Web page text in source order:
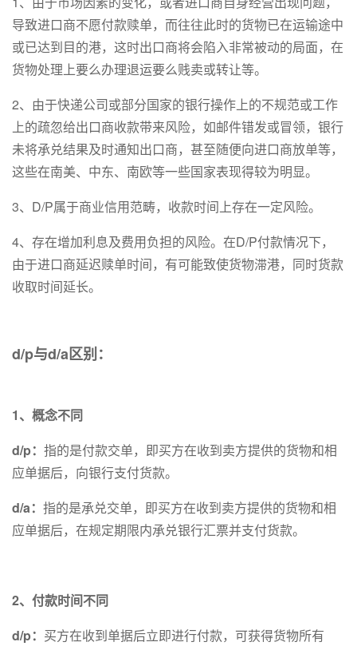
导致进口商不愿付款赎单，而往往此时的货物已在运输途中
或已达到目的港，这时出口商将会陷入非常被动的局面，在
货物处理上要么办理退运要么贱卖或转让等。
2、由于快递公司或部分国家的银行操作上的不规范或工作
上的疏忽给出口商收款带来风险，如邮件错发或冒领，银行
未将承兑结果及时通知出口商，甚至随便向进口商放单等，
这些在南美、中东、南欧等一些国家表现得较为明显。
3、D/P属于商业信用范畴，收款时间上存在一定风险。
4、存在增加利息及费用负担的风险。在D/P付款情况下，
由于进口商延迟赎单时间，有可能致使货物滞港，同时货款
收取时间延长。
d/p与d/a区别：
1、概念不同
d/p： 指的是付款交单，即买方在收到卖方提供的货物和相
应单据后，向银行支付货款。
d/a： 指的是承兑交单，即买方在收到卖方提供的货物和相
应单据后，在规定期限内承兑银行汇票并支付货款。
2、付款时间不同
d/p： 买方在收到单据后立即进行付款，可获得货物所有